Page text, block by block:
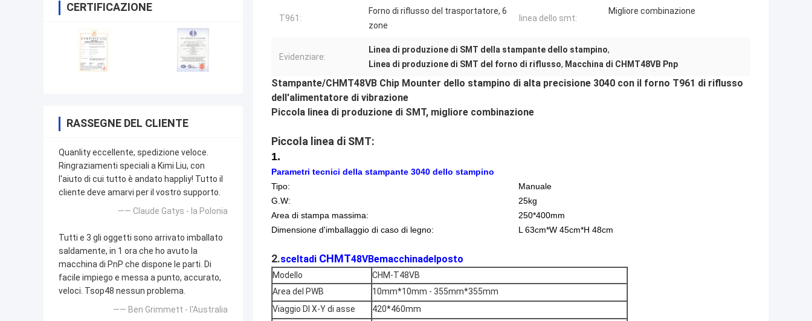
CERTIFICAZIONE
RASSEGNE DEL CLIENTE
Quanlity eccellente, spedizione veloce.
Ringraziamenti speciali a Kimi Liu, con
l'aiuto di cui tutto è andato happliy! Tutto il
cliente deve amarvi per il vostro supporto.
—— Claude Gatys - la Polonia
Tutti e 3 gli oggetti sono arrivato imballato
saldamente, in 1 ora che ho avuto la
macchina di PnP che dispone le parti. Di
facile impiego e messa a punto, accurato,
veloci. Tsop48 nessun problema.
—— Ben Grimmett - l'Australia
T961:
Forno di riflusso del trasportatore, 6
zone
linea dello smt:
Migliore combinazione
Evidenziare:
Linea di produzione di SMT della stampante dello stampino,
Linea di produzione di SMT del forno di riflusso, Macchina di CHMT48VB Pnp
Stampante/CHMT48VB Chip Mounter dello stampino di alta precisione 3040 con il forno T961 di riflusso
dell'alimentatore di vibrazione
Piccola linea di produzione di SMT, migliore combinazione
Piccola linea di SMT:
1.
Parametri tecnici della stampante 3040 dello stampino
Tipo:
Manuale
G.W:
25kg
Area di stampa massima:
250*400mm
Dimensione d'imballaggio di caso di legno:
L 63cm*W 45cm*H 48cm
2.sceltadi CHMT48VBemacchinadelposto
Modello
CHM-T48VB
Area del PWB
10mm*10mm - 355mm*355mm
Viaggio DI X-Y di asse
420*460mm